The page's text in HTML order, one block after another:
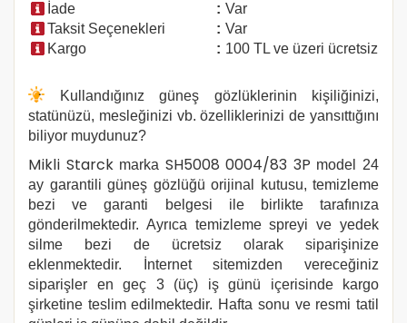
İade
: Var
Taksit Seçenekleri
: Var
Kargo
: 100 TL ve üzeri ücretsiz
Kullandığınız güneş gözlüklerinin kişiliğinizi,
statünüzü, mesleğinizi vb. özelliklerinizi de yansıttığını
biliyor muydunuz?
Mikli Starckmarka SH5008 0004/83 3P model 24
ay garantili güneş gözlüğü orijinal kutusu, temizleme
bezi ve garanti belgesi ile birlikte tarafınıza
gönderilmektedir. Ayrıca temizleme spreyi ve yedek
silme bezi de ücretsiz olarak siparişinize
eklenmektedir. İnternet sitemizden vereceğiniz
siparişler en geç 3 (üç) iş günü içerisinde kargo
şirketine teslim edilmektedir. Hafta sonu ve resmi tatil